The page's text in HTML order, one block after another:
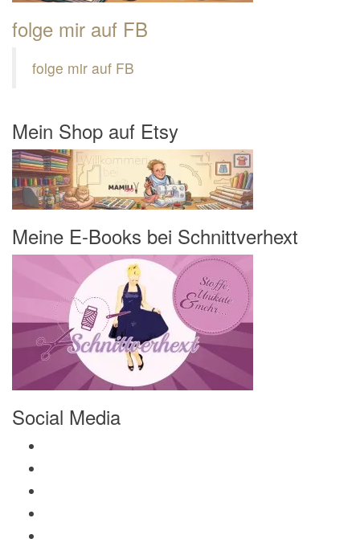
folge mir auf FB
folge mir auf FB
Mein Shop auf Etsy
Meine E-Books bei Schnittverhext
Social Media